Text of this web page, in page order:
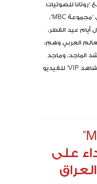
“روتانا للصوتيات
والمرئيات” والمكتب الفني في “مجموعة MBC”،
أيام عيد الفطر،
العربي وهم:
الماجد، وماجد
المهندس، وذلك حصرياً عبر “شاهد VIP” للفيديو
“مجموعة MBC”
على